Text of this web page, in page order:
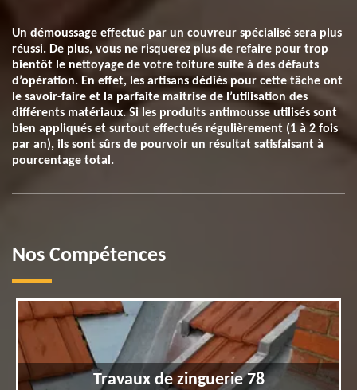
Un démoussage effectué par un couvreur spécialisé sera plus
réussi. De plus, vous ne risquerez plus de refaire pour trop
bientôt le nettoyage de votre toiture suite à des défauts
d’opération. En effet, les artisans dédiés pour cette tâche ont
le savoir-faire et la parfaite maitrise de l’utilisation des
différents matériaux. Si les produits antimousse utilisés sont
bien appliqués et surtout effectués régulièrement (1 à 2 fois
par an), ils sont sûrs de pourvoir un résultat satisfaisant à
pourcentage total.
Nos Compétences
Travaux de zinguerie 78